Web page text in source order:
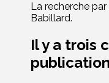
La recherche
Babillard.
Il y a trois